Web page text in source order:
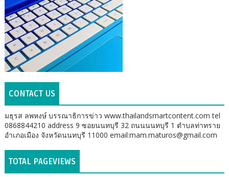
CONTACT US
มธุรส ลพหงษ์ บรรณาธิการข่าว www.thailandsmartcontent.com tel
0868844210 address 9 ซอยนนทบุรี 32 ถนนนนทบุรี 1 ตำบลท่าทราย
อำเภอเมือง จังหวัดนนทบุรี 11000 email:mam.maturos@gmail.com
TOTAL PAGEVIEWS